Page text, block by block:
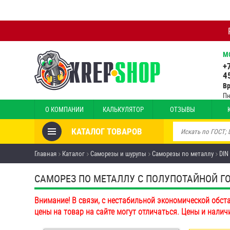
О КОМПАНИИ КАЛЬКУЛЯТОР ОТЗЫВЫ
КАТАЛОГ ТОВАРОВ
Товары со скидкой
Анкеры
Антивандальный крепёж,
инструмент
Болты и винты
Главная Каталог Саморезы и шурупы Саморезы по металлу
САМОРЕЗ ПО МЕТАЛЛУ С ПОЛУПОТАЙНОЙ
Внимание! В связи, с нестабильной экономической
цены на товар на сайте могут отличаться. Цены и